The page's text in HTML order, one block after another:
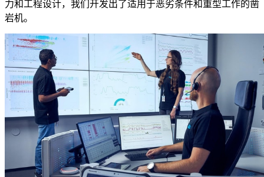
力和工程设计，我们开发出了适用于恶劣条件和重型工作的凿
岩机。